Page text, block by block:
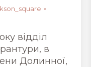
відділ
в
Долинної,